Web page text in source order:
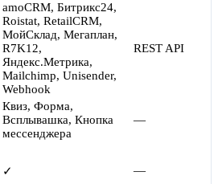
amoCRM, Битрикс24,
Roistat, RetailCRM,
МойСклад, Мегаплан,
R7K12,
Яндекс.Метрика,
Mailchimp, Unisender,
Webhook
REST API
Квиз, Форма,
Всплывашка, Кнопка
мессенджера
—
✓ —